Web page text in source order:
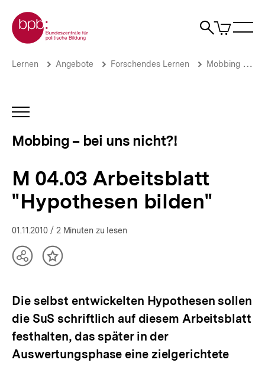
zum
Seiteninhalt
springen
Zur Startseite der bpb
Suche
Artikel
im
bilden"
Mobbing
nicht?!
bpb.de
Brotkrümelnavigation
Pfadnavigation
Lernen Angebote Forschendes Lernen Mobbing – bei uns nicht?!
INHALTSNAVIGATION
Mobbing – bei uns nicht?!
M 04.03 Arbeitsblatt
"Hypothesen bilden"
01.11.2010 / 2 Minuten zu lesen
TeilenInhalt
Die selbst entwickelten Hypothesen sollen
die SuS schriftlich auf diesem Arbeitsblatt
festhalten, das später in der
Auswertungsphase eine zielgerichtete